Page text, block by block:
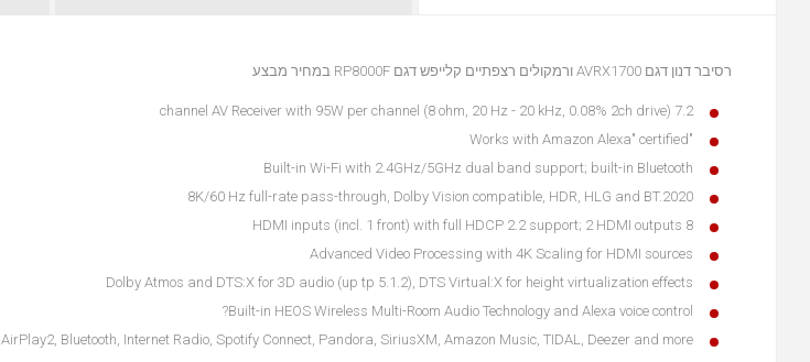
רסיבר דנון דגם AVRX1700 ורמקולים רצפתיים קלייפש דגם RP8000F במחיר מבצע
7.2 channel AV Receiver with 95W per channel (8 ohm, 20 Hz - 20 kHz, 0.08% 2ch drive)
"Works with Amazon Alexa" certified
Built-in Wi-Fi with 2.4GHz/5GHz dual band support; built-in Bluetooth
8K/60 Hz full-rate pass-through, Dolby Vision compatible, HDR, HLG and BT.2020
8 HDMI inputs (incl. 1 front) with full HDCP 2.2 support; 2 HDMI outputs
Advanced Video Processing with 4K Scaling for HDMI sources
Dolby Atmos and DTS:X for 3D audio (up tp 5.1.2), DTS Virtual:X for height virtualization effects
Built-in HEOS Wireless Multi-Room Audio Technology and Alexa voice control?
AirPlay2, Bluetooth, Internet Radio, Spotify Connect, Pandora, SiriusXM, Amazon Music, TIDAL, Deezer and more